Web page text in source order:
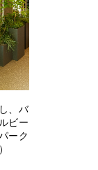
、バ
ビー
ーク